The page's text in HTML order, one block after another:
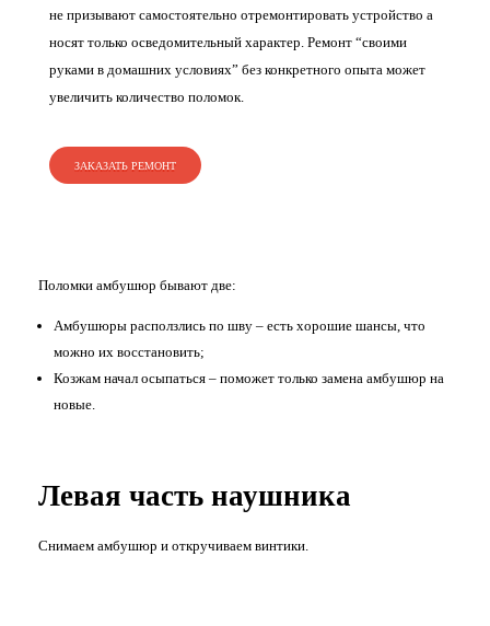
не призывают самостоятельно отремонтировать устройство а
носят только осведомительный характер. Ремонт “своими
руками в домашних условиях” без конкретного опыта может
увеличить количество поломок.
ЗАКАЗАТЬ РЕМОНТ
Поломки амбушюр бывают две:
Амбушюры расползлись по шву – есть хорошие шансы, что
можно их восстановить;
Козжам начал осыпаться – поможет только замена амбушюр на
новые.
Левая часть наушника
Снимаем амбушюр и откручиваем винтики.